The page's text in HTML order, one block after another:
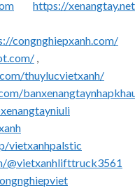
https://xenangtay.net
congnghiepxanh.com/
,
thuylucvietxanh/
vietxanhpalstic
@vietxanhlifttruck3561